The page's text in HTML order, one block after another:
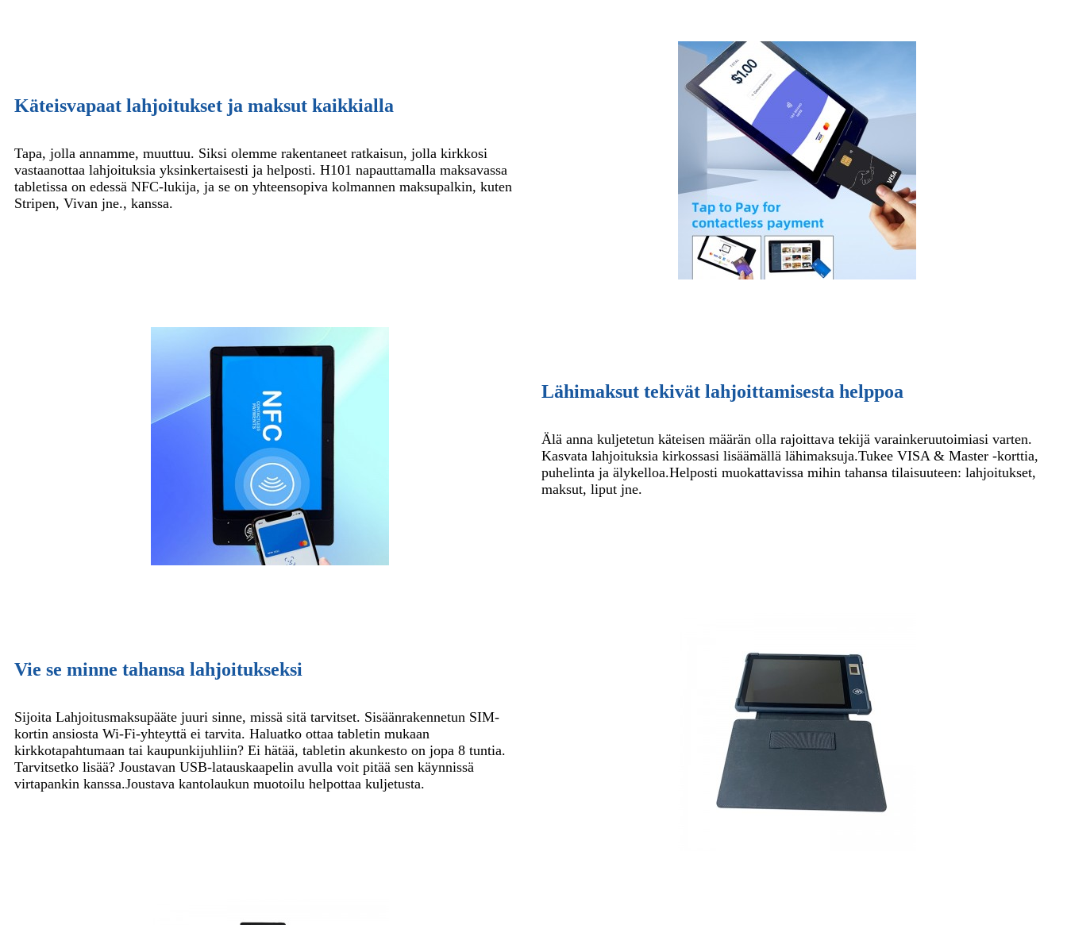
Käteisvapaat lahjoitukset ja maksut kaikkialla
Tapa, jolla annamme, muuttuu. Siksi olemme rakentaneet ratkaisun, jolla kirkkosi
vastaanottaa lahjoituksia yksinkertaisesti ja helposti. H101 napauttamalla maksavassa
tabletissa on edessä NFC-lukija, ja se on yhteensopiva kolmannen maksupalkin, kuten
Stripen, Vivan jne., kanssa.
Lähimaksut tekivät lahjoittamisesta helppoa
Älä anna kuljetetun käteisen määrän olla rajoittava tekijä varainkeruutoimiasi varten.
Kasvata lahjoituksia kirkossasi lisäämällä lähimaksuja.Tukee VISA & Master -korttia,
puhelinta ja älykelloa.Helposti muokattavissa mihin tahansa tilaisuuteen: lahjoitukset,
maksut, liput jne.
Vie se minne tahansa lahjoitukseksi
Sijoita Lahjoitusmaksupääte juuri sinne, missä sitä tarvitset. Sisäänrakennetun SIM-
kortin ansiosta Wi-Fi-yhteyttä ei tarvita. Haluatko ottaa tabletin mukaan
kirkkotapahtumaan tai kaupunkijuhliin? Ei hätää, tabletin akunkesto on jopa 8 tuntia.
Tarvitsetko lisää? Joustavan USB-latauskaapelin avulla voit pitää sen käynnissä
virtapankin kanssa.Joustava kantolaukun muotoilu helpottaa kuljetusta.